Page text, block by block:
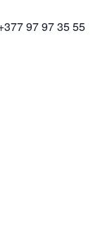
97 97 35 55